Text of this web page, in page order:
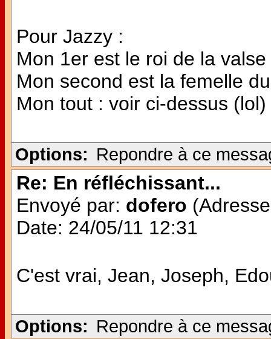
Pour Jazzy :
Mon 1er est le roi de la valse
Mon second est la femelle
Mon tout : voir ci-dessus (lol)
Options: Repondre à ce
Re: En réfléchissant...
Envoyé par: dofero
Date: 24/05/11 12:31
C'est vrai, Jean, Joseph,
Options: Repondre à ce